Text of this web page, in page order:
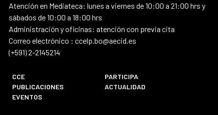
Atención en Mediateca: lunes a viernes de 10:00 a 21:00 hrs y
sábados de 10:00 a 18:00 hrs
Administración y oficinas: atención con previa cita
Correo electrónico : ccelp.bo@aecid.es
(+591) 2-2145214
CCE
PARTICIPA
PUBLICACIONES
ACTUALIDAD
EVENTOS